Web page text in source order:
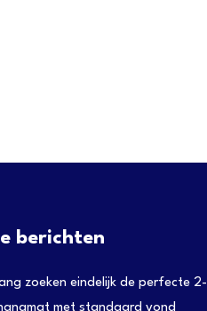
berichten
zoeken eindelijk de perfecte 2-
met standaard vond